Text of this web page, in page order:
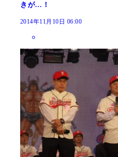
きが…！
2014年11月10日 06:00